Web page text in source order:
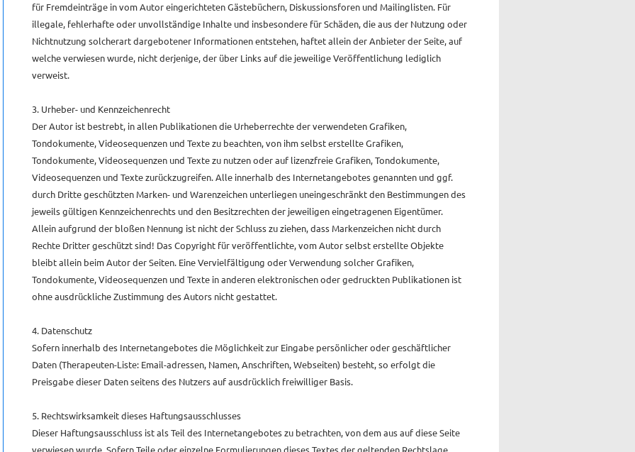
für Fremdeinträge in vom Autor eingerichteten Gästebüchern, Diskussionsforen und Mailinglisten. Für
illegale, fehlerhafte oder unvollständige Inhalte und insbesondere für Schäden, die aus der Nutzung oder
Nichtnutzung solcherart dargebotener Informationen entstehen, haftet allein der Anbieter der Seite, auf
welche verwiesen wurde, nicht derjenige, der über Links auf die jeweilige Veröffentlichung lediglich
verweist.
3. Urheber- und Kennzeichenrecht
Der Autor ist bestrebt, in allen Publikationen die Urheberrechte der verwendeten Grafiken,
Tondokumente, Videosequenzen und Texte zu beachten, von ihm selbst erstellte Grafiken,
Tondokumente, Videosequenzen und Texte zu nutzen oder auf lizenzfreie Grafiken, Tondokumente,
Videosequenzen und Texte zurückzugreifen. Alle innerhalb des Internetangebotes genannten und ggf.
durch Dritte geschützten Marken- und Warenzeichen unterliegen uneingeschränkt den Bestimmungen des
jeweils gültigen Kennzeichenrechts und den Besitzrechten der jeweiligen eingetragenen Eigentümer.
Allein aufgrund der bloßen Nennung ist nicht der Schluss zu ziehen, dass Markenzeichen nicht durch
Rechte Dritter geschützt sind! Das Copyright für veröffentlichte, vom Autor selbst erstellte Objekte
bleibt allein beim Autor der Seiten. Eine Vervielfältigung oder Verwendung solcher Grafiken,
Tondokumente, Videosequenzen und Texte in anderen elektronischen oder gedruckten Publikationen ist
ohne ausdrückliche Zustimmung des Autors nicht gestattet.
4. Datenschutz
Sofern innerhalb des Internetangebotes die Möglichkeit zur Eingabe persönlicher oder geschäftlicher
Daten (Therapeuten-Liste: Email-adressen, Namen, Anschriften, Webseiten) besteht, so erfolgt die
Preisgabe dieser Daten seitens des Nutzers auf ausdrücklich freiwilliger Basis.
5. Rechtswirksamkeit dieses Haftungsausschlusses
Dieser Haftungsausschluss ist als Teil des Internetangebotes zu betrachten, von dem aus auf diese Seite
verwiesen wurde. Sofern Teile oder einzelne Formulierungen dieses Textes der geltenden Rechtslage